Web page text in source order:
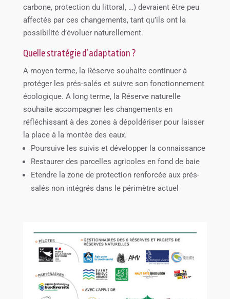
carbone, protection du littoral, …) devraient être peu
affectés par ces changements, tant qu’ils ont la
possibilité d’évoluer naturellement.
Quelle stratégie d’adaptation ?
A moyen terme, la Réserve souhaite continuer à
protéger les prés-salés et suivre son fonctionnement
écologique. A long terme, la Réserve naturelle
souhaite accompagner les changements en
réfléchissant à des zones à dépoldériser pour laisser
la place à la montée des eaux.
Poursuive les suivis et développer la connaissance
Restaurer des parcelles agricoles en fond de baie
Etendre la zone de protection renforcée aux prés-
salés non intégrés dans le périmètre actuel